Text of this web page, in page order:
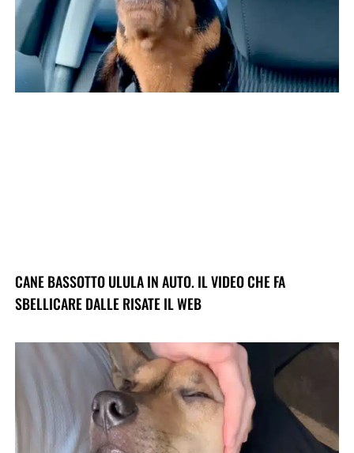
CANE BASSOTTO ULULA IN AUTO. IL VIDEO CHE FA
SBELLICARE DALLE RISATE IL WEB